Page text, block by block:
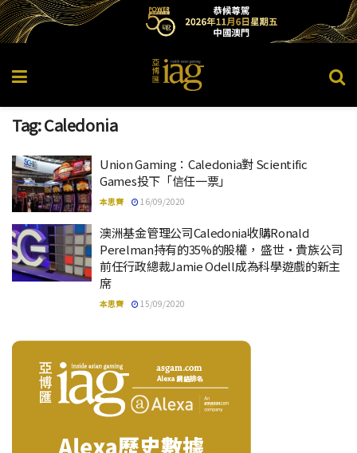
Tag:Caledonia
Union Gaming：Caledonia對 Scientific
Games投下「信任一票」
本思齊 16/09/2020
澳洲基金管理公司Caledonia收購Ronald
Perelman持有的35%的股權， 盛世·貴族公司
前任行政總裁Jamie Odell成為科學遊戲的新主
席
本思齊 15/09/2020